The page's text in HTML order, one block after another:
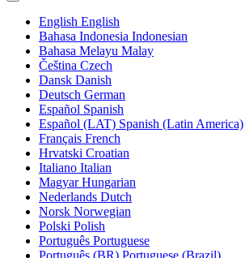
English English
Bahasa Indonesia Indonesian
Bahasa Melayu Malay
Čeština Czech
Dansk Danish
Deutsch German
Español Spanish
Español (LAT) Spanish (Latin America)
Français French
Hrvatski Croatian
Italiano Italian
Magyar Hungarian
Nederlands Dutch
Norsk Norwegian
Polski Polish
Português Portuguese
Português (BR) Portuguese (Brazil)